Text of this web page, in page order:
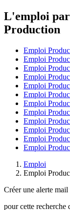
L'emploi
Production
Emploi
Emploi
Emploi
Emploi
Emploi
Emploi
Emploi
Emploi
Emploi
Emploi
Emploi
Emploi
Emploi
Emploi
Créer une alerte mail
pour cette recherche